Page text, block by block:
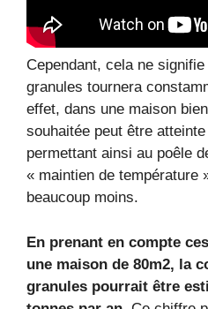
Cependant, cela ne signifie
granules tournera
effet, dans une maison
souhaitée peut être
permettant ainsi au poêle
« maintien de température
beaucoup moins.
En prenant en compte
une maison de 80m2, la
granules pourrait être